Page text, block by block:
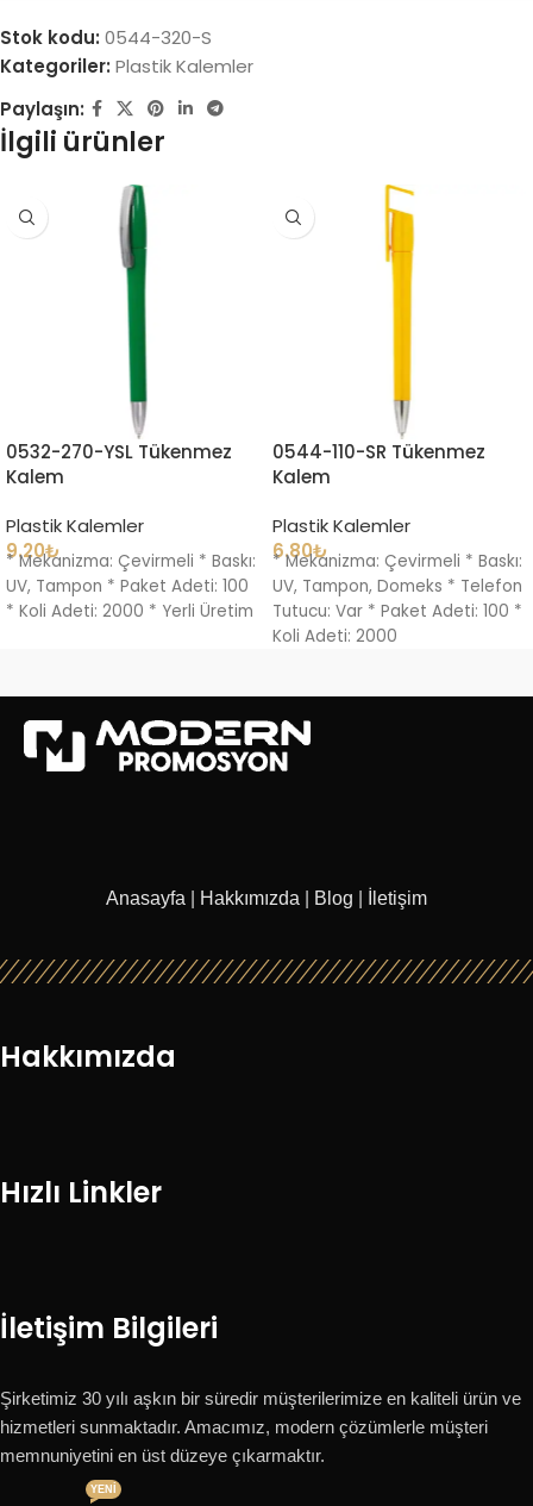
Stok kodu: 0544-320-S
Kategoriler: Plastik Kalemler
Paylaşın:
İlgili ürünler
0532-270-YSL Tükenmez
Kalem
Plastik Kalemler
9.20₺
* Mekanizma: Çevirmeli * Baskı:
UV, Tampon * Paket Adeti: 100
* Koli Adeti: 2000 * Yerli Üretim
0544-110-SR Tükenmez
Kalem
Plastik Kalemler
6.80₺
* Mekanizma: Çevirmeli * Baskı:
UV, Tampon, Domeks * Telefon
Tutucu: Var * Paket Adeti: 100 *
Koli Adeti: 2000
Anasayfa Hakkımızda Blog İletişim
Hakkımızda
Hızlı Linkler
İletişim Bilgileri
Şirketimiz 30 yılı aşkın bir süredir müşterilerimize en kaliteli ürün ve
hizmetleri sunmaktadır. Amacımız, modern çözümlerle müşteri
memnuniyetini en üst düzeye çıkarmaktır.
YENI